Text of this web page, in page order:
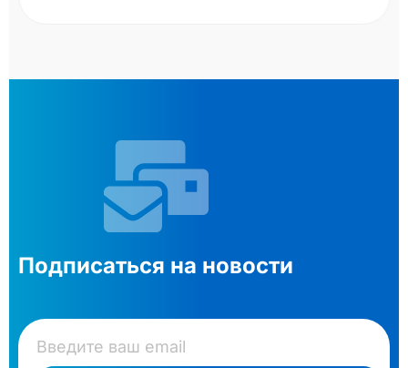
Подписаться на новости